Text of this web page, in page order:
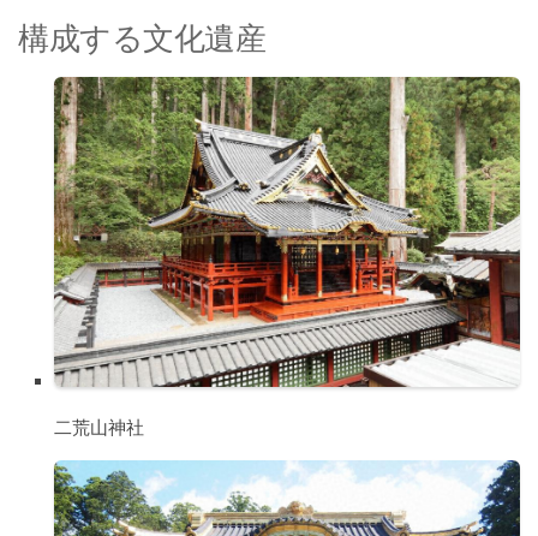
構成する文化遺産
二荒山神社